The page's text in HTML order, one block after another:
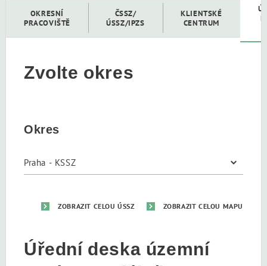
OKRESNÍ
PRACOVIŠTĚ
ČSSZ/
ÚSSZ/IPZS
KLIENTSKÉ
CENTRUM
Zvolte okres
Okres
ZOBRAZIT CELOU MAPU
ZOBRAZIT CELOU ÚSSZ
Úřední deska územní